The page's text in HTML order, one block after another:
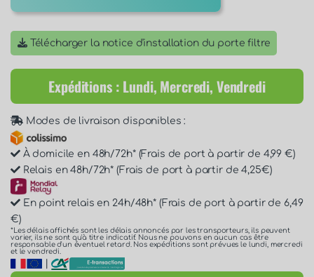
Télécharger la notice d'installation du porte filtre
Expéditions : Lundi, Mercredi, Vendredi
Modes de livraison disponibles :
À domicile en 48h/72h* (Frais de port à partir de 4,99 €)
Relais en 48h/72h* (Frais de port à partir de 4,25€)
En point relais en 24h/48h* (Frais de port à partir de 6,49
€)
*Les délais affichés sont les délais annoncés par les transporteurs, ils peuvent
varier, ils ne sont qu'à titre indicatif. Nous ne pouvons en aucun cas être
responsable d'un éventuel retard. Nos expéditions sont prévues le lundi, mercredi
et le vendredi.